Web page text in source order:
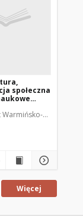
Dziennikarstwa i
społeczna
i
Mazurski
Więcej